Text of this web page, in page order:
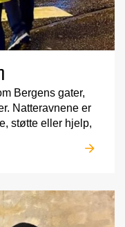
Bergens gater,
Natteravnene er
støtte eller hjelp,